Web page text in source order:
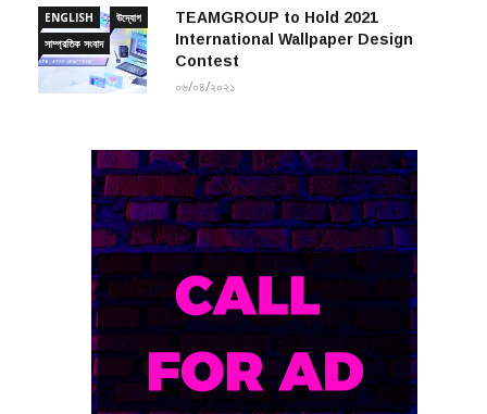
সাম্প্রতিক সংবাদ
International Wallpaper Design
Contest
০৬/০৪/২০২১